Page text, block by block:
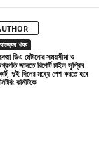
রাজ্যের খবর
ডিএ মেটানোর সময়সীমা ও
জানতে রিপোর্ট চাইল সুপ্রিম
দুই দিনের মধ্যে পেশ করতে হবে
কমিটিকে